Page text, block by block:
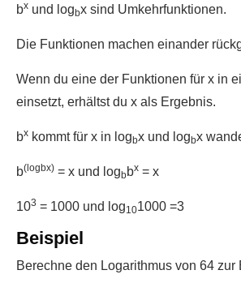
bx und logbx sind Umkehrfunktionen.
Die Funktionen machen einander
Wenn du eine der Funktionen für x in
einsetzt, erhältst du x als Ergebnis.
bx kommt für x in logbx und logbx
b(logbx) = x und logbbx = x
103 = 1000 und log101000 =3
Beispiel
Berechne den Logarithmus von 64 zur